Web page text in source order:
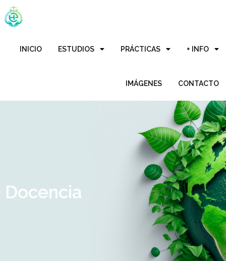
INICIO ESTUDIOS PRÁCTICAS + INFO
IMÁGENES CONTACTO
Docencia